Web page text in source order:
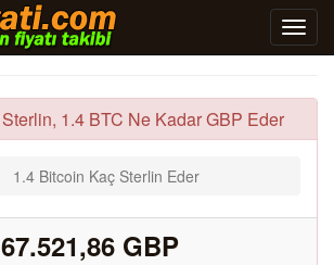
1.4 BTC Ne Kadar GBP Eder
1.4 Bitcoin Kaç Sterlin Eder
GBP